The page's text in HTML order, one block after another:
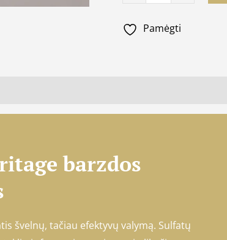
Pamėgti
barzdos
švelnų, tačiau efektyvų valymą. Sulfatų